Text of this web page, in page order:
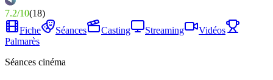
7.2/10(18)
Fiche
Séances Casting Streaming
Vidéos
Palmarès
Séances cinéma